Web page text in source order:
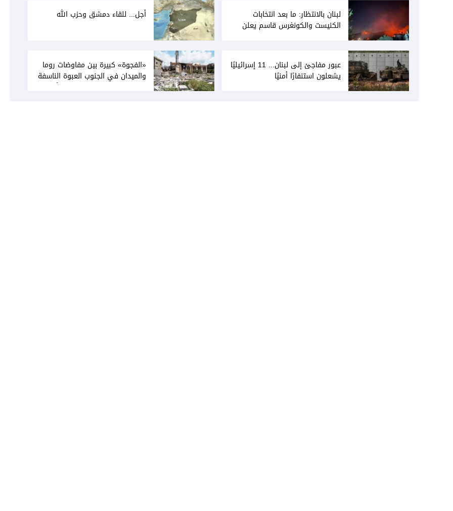
لبنان بالانتظار: ما بعد انتخابات
الكنيست والكونغرس قاسم يعلن
أجل... للقاء دمشق وحزب الله
عبور مفاجئ إلى لبنان... 11 إسرائيليًا
يشعلون استنفارًا أمنيًا
«الفجوة» كبيرة بين مفاوضات روما
والميدان في الجنوب العبوة الناسفة
في مجدل زون «رسالة» في أكثر من